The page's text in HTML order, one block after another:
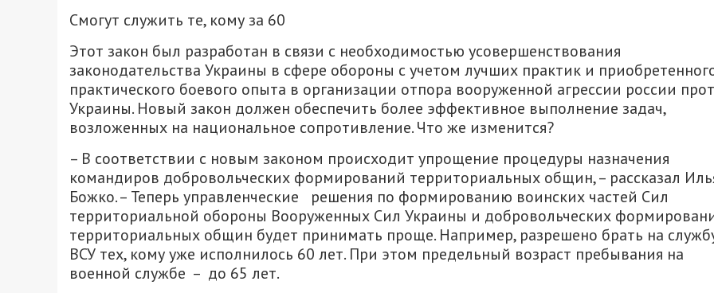
Смогут служить те, кому за 60
Этот закон был разработан в связи с необходимостью усовершенствования
законодательства Украины в сфере обороны с учетом лучших практик и
практического боевого опыта в организации отпора вооруженной агрессии россии
Украины. Новый закон должен обеспечить более эффективное выполнение задач,
возложенных на национальное сопротивление. Что же изменится?
– В соответствии с новым законом происходит упрощение процедуры назначения
командиров добровольческих формирований территориальных общин, – рассказал
Божко. – Теперь управленческие решения по формированию воинских частей Сил
территориальной обороны Вооруженных Сил Украины и добровольческих
территориальных общин будет принимать проще. Например, разрешено брать на
ВСУ тех, кому уже исполнилось 60 лет. При этом предельный возраст пребывания на
военной службе – до 65 лет.